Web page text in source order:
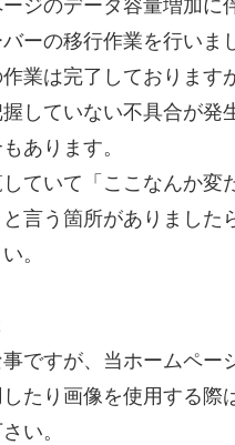
ジのデータ容量増加に
ーの移行作業を行いま
業は完了しております
していない不具合が発
あります。
していて「ここなんか変
言う箇所がありました
。
ですが、当ホームペー
たり画像を使用する際
い。